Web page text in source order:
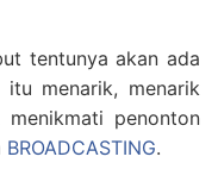
tentunya akan ada
menarik, menarik
penonton
BROADCASTING.